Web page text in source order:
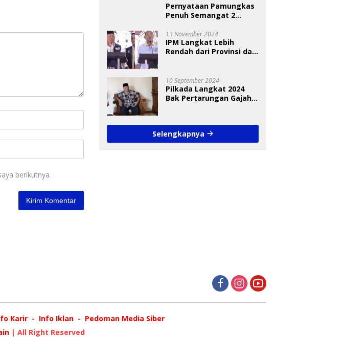
berikutnya.
Pernyataan Pamungkas
Penuh Semangat 2
Pemilih
13 November 2024
IPM Langkat Lebih
Rendah dari Provinsi dan
10 September 2024
Pilkada Langkat 2024
Bak Pertarungan Gajah
Selengkapnya
Karir Info Iklan
Pedoman Media Siber
| All Right Reserved